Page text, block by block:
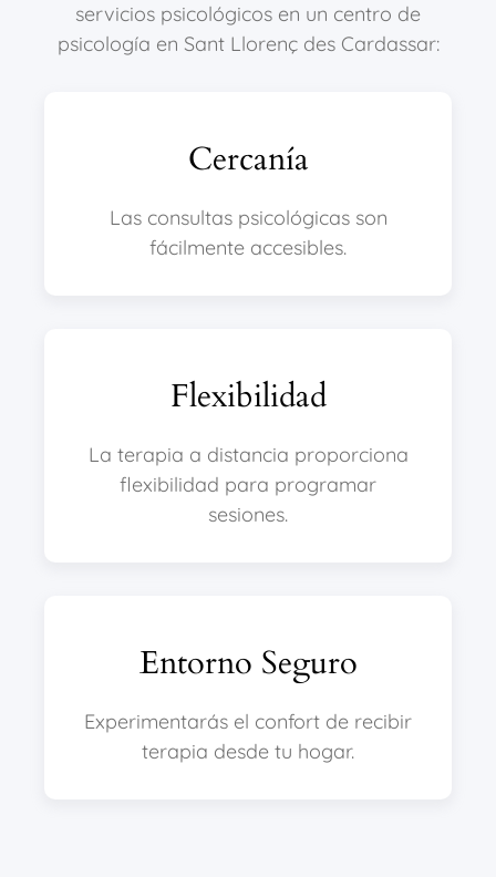
servicios psicológicos en un centro de
psicología en Sant Llorenç des Cardassar:
Cercanía
Las consultas psicológicas son
fácilmente accesibles.
Flexibilidad
La terapia a distancia proporciona
flexibilidad para programar
sesiones.
Entorno Seguro
Experimentarás el confort de recibir
terapia desde tu hogar.